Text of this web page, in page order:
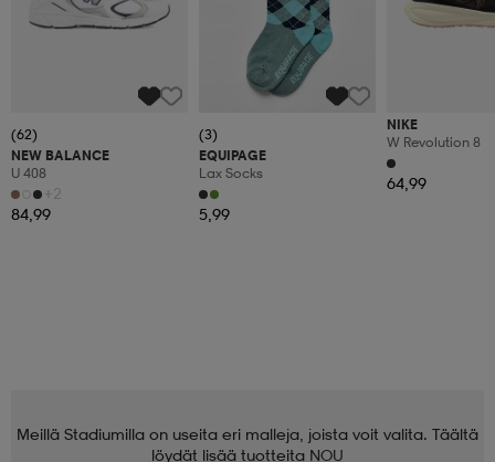
(62)
NEW BALANCE
U 408
+2
84,99
(3)
EQUIPAGE
Lax Socks
5,99
NIKE
W Revolution 8
64,99
Meillä Stadiumilla on useita eri malleja, joista voit valita. Täältä
löydät lisää tuotteita NOU